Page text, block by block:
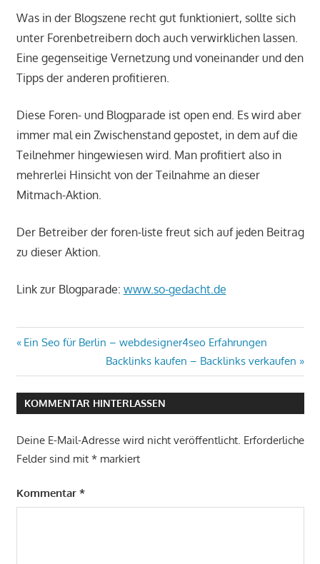
Was in der Blogszene recht gut funktioniert, sollte sich
unter Forenbetreibern doch auch verwirklichen lassen.
Eine gegenseitige Vernetzung und voneinander und den
Tipps der anderen profitieren.
Diese Foren- und Blogparade ist open end. Es wird aber
immer mal ein Zwischenstand gepostet, in dem auf die
Teilnehmer hingewiesen wird. Man profitiert also in
mehrerlei Hinsicht von der Teilnahme an dieser
Mitmach-Aktion.
Der Betreiber der foren-liste freut sich auf jeden Beitrag
zu dieser Aktion.
Link zur Blogparade: www.so-gedacht.de
Beitragsnavigation
Vorheriger
Ein Seo für Berlin – webdesigner4seo Erfahrungen
Nächster
Beitrag:
Backlinks kaufen – Backlinks verkaufen
KOMMENTAR HINTERLASSEN
Deine E-Mail-Adresse wird nicht veröffentlicht. Erforderliche
Felder sind mit *markiert
Kommentar *